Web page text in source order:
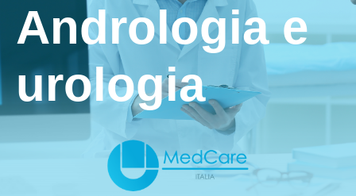
Andrologia e
urologia